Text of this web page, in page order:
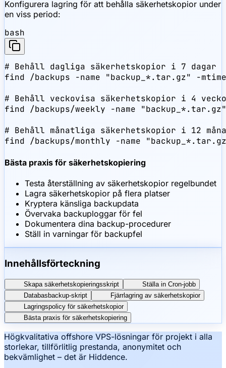
Konfigurera lagring för att behålla säkerhetskopior under
en viss period:
bash
# Behåll dagliga säkerhetskopior i 7 dagar
find /backups -name "backup_*.tar.gz" -
# Behåll veckovisa säkerhetskopior i 4
find /backups/weekly -name
# Behåll månatliga säkerhetskopior i 12
find /backups/monthly -name
Bästa praxis för säkerhetskopiering
Testa återställning av säkerhetskopior regelbundet
Lagra säkerhetskopior på flera platser
Kryptera känsliga backupdata
Övervaka backuploggar för fel
Dokumentera dina backup-procedurer
Ställ in varningar för backupfel
Innehållsförteckning
Skapa säkerhetskopieringsskript
Ställa in Cron-jobb
Databasbackup-skript
Fjärrlagring av säkerhetskopior
Lagringspolicy för säkerhetskopior
Bästa praxis för säkerhetskopiering
Högkvalitativa offshore VPS-lösningar för projekt i alla
storlekar, tillförlitlig prestanda, anonymitet och
bekvämlighet – det är Hiddence.